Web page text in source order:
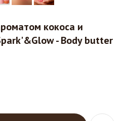
кокоса и
- Body butter